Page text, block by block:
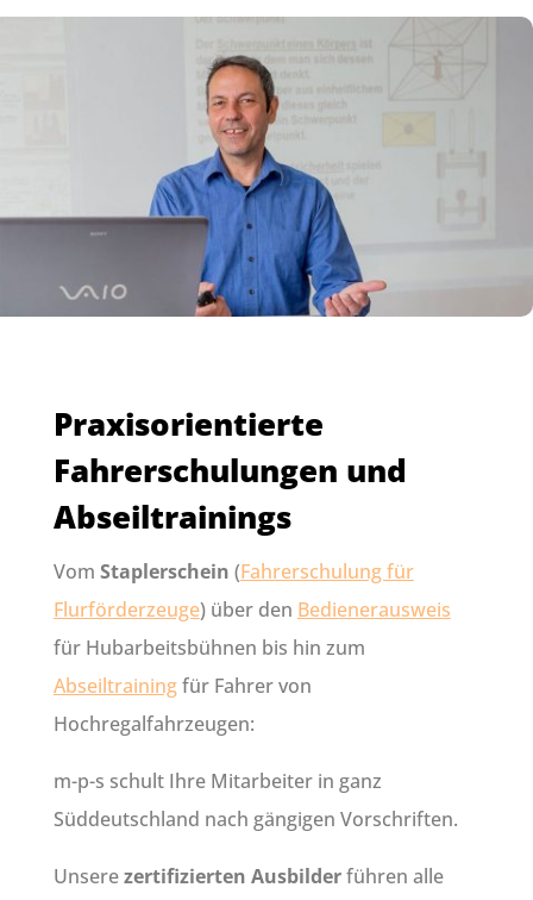
Praxisorientierte
Fahrerschulungen und
Abseiltrainings
Vom Staplerschein (Fahrerschulung für
Flurförderzeuge) über den Bedienerausweis
für Hubarbeitsbühnen bis hin zum
Abseiltrainingfür Fahrer von
Hochregalfahrzeugen:
m-p-s schult Ihre Mitarbeiter in ganz
Süddeutschland nach gängigen Vorschriften.
Unserezertifizierten Ausbilderführen alle